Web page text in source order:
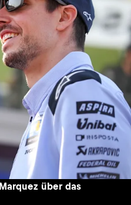
über das